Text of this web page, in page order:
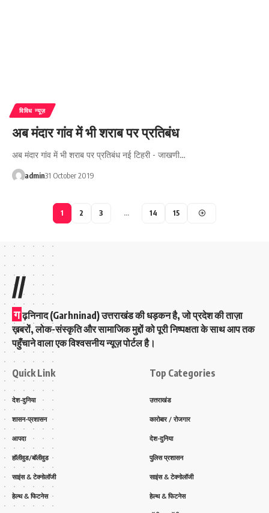
विविध न्यूज़
अब मंदार गांव में भी शराब पर प्रतिबंध
अब मंदार गांव में भी शराब पर प्रतिबंध नई टिहरी - जाखणी…
admin31 October 2019
1 2 3 … 14 15
//
ग ढ़निनाद (Garhninad) उत्तराखंड की धड़कन है, जो प्रदेश की ताज़ा
ख़बरों, लोक-संस्कृति और सामाजिक मुद्दों को पूरी निष्पक्षता के साथ आप तक
पहुँचाने वाला एक विश्वसनीय न्यूज़ पोर्टल है।
Quick Link
देश-दुनिया
शासन-प्रशासन
आपदा
हॉलीवुड/बॉलीवुड
साइंस & टेक्नोलॉजी
हेल्थ & फिटनेस
Top Categories
उत्तराखंड
कारोबार / रोजगार
देश-दुनिया
पुलिस प्रशासन
साइंस & टेक्नोलॉजी
हेल्थ & फिटनेस